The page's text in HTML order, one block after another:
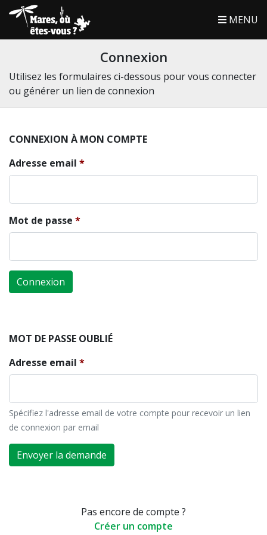
MENU
Connexion
Utilisez les formulaires ci-dessous pour vous connecter
ou générer un lien de connexion
CONNEXION À MON COMPTE
Adresse email
Mot de passe
Connexion
MOT DE PASSE OUBLIÉ
Adresse email
Spécifiez l'adresse email de votre compte pour recevoir un lien
de connexion par email
Envoyer la demande
Pas encore de compte ?
Créer un compte